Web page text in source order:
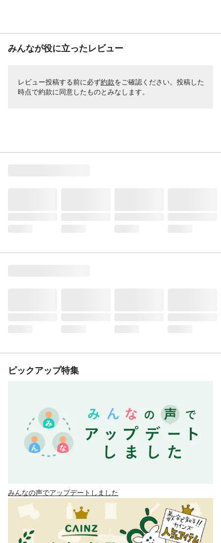
みんなが役に立ったレビュー
レビュー投稿する前に必ず約款をご確認ください。投稿した
時点で約款に同意したものとみなします。
ピックアップ特集
みんなの声でアップデートしました